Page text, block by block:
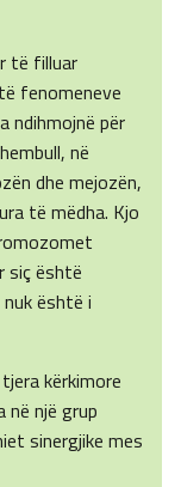
të filluar
fenomeneve
ndihmojnë për
në
dhe mejozën,
të mëdha. Kjo
siç është
është i
kërkimore
në një grup
sinergjike mes